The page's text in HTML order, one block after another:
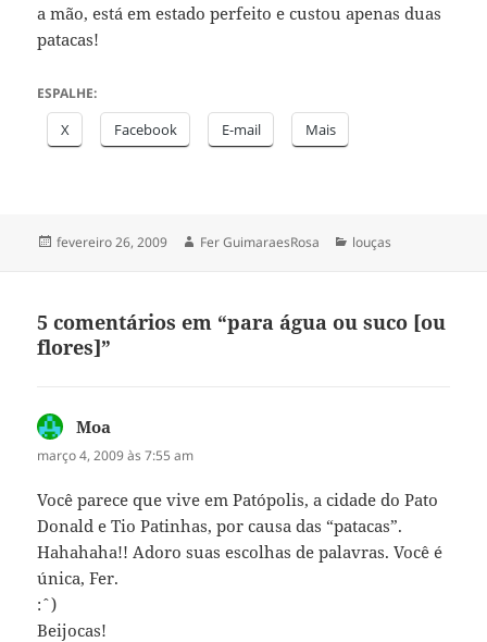
a mão, está em estado perfeito e custou apenas duas
patacas!
ESPALHE:
X Facebook E-mail Mais
Publicado
fevereiro 26, 2009 Autor
Fer GuimaraesRosa Categorias
louças
5 comentários em “para água ou suco [ou
flores]”
Moa
março 4, 2009 às 7:55 am
Você parece que vive em Patópolis, a cidade do Pato
Donald e Tio Patinhas, por causa das “patacas”.
Hahahaha!! Adoro suas escolhas de palavras. Você é
única, Fer.
:ˆ)
Beijocas!